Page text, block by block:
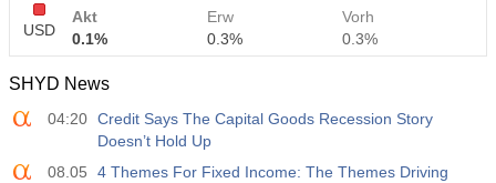
USD
Akt
0.1%
Erw
0.3%
Vorh
0.3%
12:30
Durchschnittlicher Wochenverdienst y/y
Akt
3.2%
Erw
3.5%
Vorh
SHYD News
04:20 Credit Says The Capital Goods Recession Story
Doesn’t Hold Up
08.05
4 Themes For Fixed Income: The Themes Driving